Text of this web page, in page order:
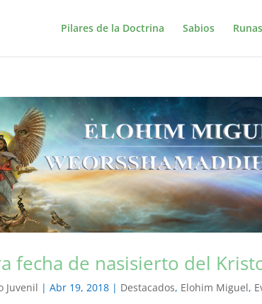
Pilares de la Doctrina Sabios Runas
fecha de nasisierto del
Juvenil |Abr 19, 2018 | Destacados, Elohim Miguel,